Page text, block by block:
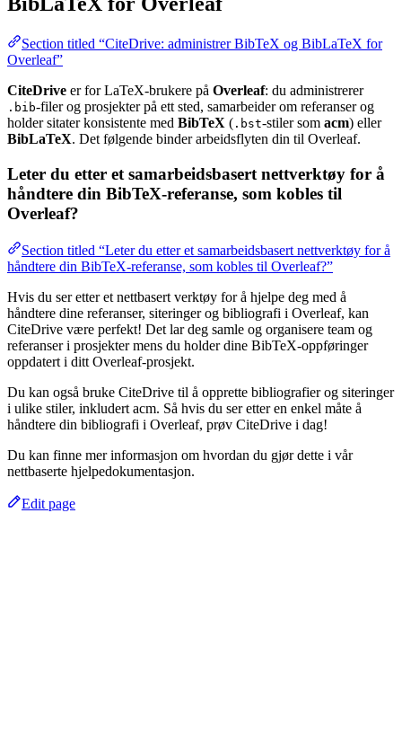
Section titled “CiteDrive: administrer BibTeX og BibLaTeX for
Overleaf”
CiteDrive er for LaTeX-brukere på Overleaf: du administrerer
.bib-filer og prosjekter på ett sted, samarbeider om referanser og
holder sitater konsistente med BibTeX ( .bst-stiler som acm) eller
BibLaTeX. Det følgende binder arbeidsflyten din til Overleaf.
Leter du etter et samarbeidsbasert nettverktøy for å
håndtere din BibTeX-referanse, som kobles til
Overleaf?
Section titled “Leter du etter et samarbeidsbasert nettverktøy for å
håndtere din BibTeX-referanse, som kobles til Overleaf?”
Hvis du ser etter et nettbasert verktøy for å hjelpe deg med å
håndtere dine referanser, siteringer og bibliografi i Overleaf, kan
CiteDrive være perfekt! Det lar deg samle og organisere team og
referanser i prosjekter mens du holder dine BibTeX-oppføringer
oppdatert i ditt Overleaf-prosjekt.
Du kan også bruke CiteDrive til å opprette bibliografier og siteringer
i ulike stiler, inkludert acm. Så hvis du ser etter en enkel måte å
håndtere din bibliografi i Overleaf, prøv CiteDrive i dag!
Du kan finne mer informasjon om hvordan du gjør dette i vår
nettbaserte hjelpedokumentasjon.
Edit page